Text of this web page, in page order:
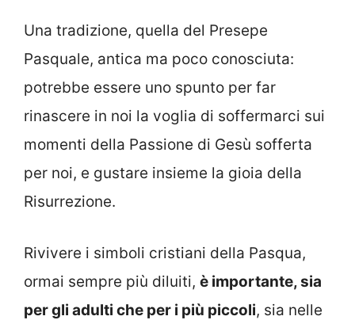
Una tradizione, quella del Presepe
Pasquale, antica ma poco conosciuta:
potrebbe essere uno spunto per far
rinascere in noi la voglia di soffermarci sui
momenti della Passione di Gesù sofferta
per noi, e gustare insieme la gioia della
Risurrezione.
Rivivere i simboli cristiani della Pasqua,
ormai sempre più diluiti, è importante, sia
per gli adulti che per i più piccoli, sia nelle